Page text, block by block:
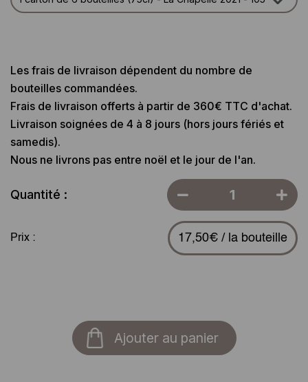
Les frais de livraison dépendent du nombre de
bouteilles commandées.
Frais de livraison offerts à partir de 360€ TTC d'achat.
Livraison soignées de 4 à 8 jours (hors jours fériés et
samedis).
Nous ne livrons pas entre noël et le jour de l'an.
Quantité :
Prix : 17,50€ / la bouteille
Ajouter au panier